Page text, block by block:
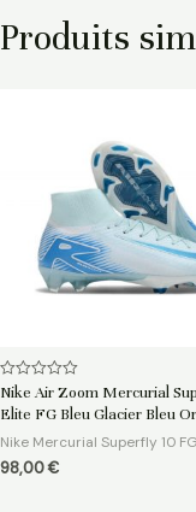
Produits
Note
sur
Nike Air Zoom Mercurial
Elite FG Bleu Glacier Bleu
Nike Mercurial Superfly 10 FG
98,00€